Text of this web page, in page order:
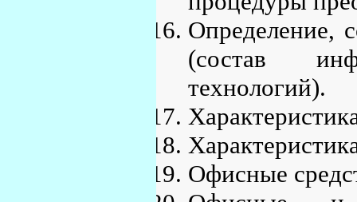
Определение,
(состав
технологий).
Офисные